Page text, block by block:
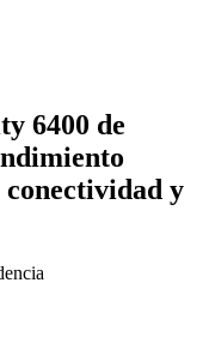
6400 de
conectividad y